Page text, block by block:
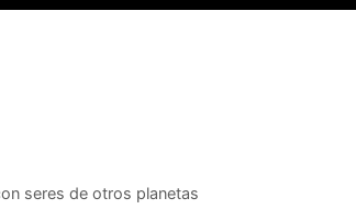
seres de otros planetas